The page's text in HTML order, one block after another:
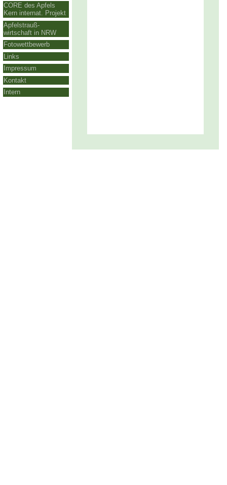
CORE des Apfels
Kern internat. Projekt
Apfelstrauß-
wirtschaft in NRW
Fotowettbewerb
Links
Impressum
Kontakt
Intern